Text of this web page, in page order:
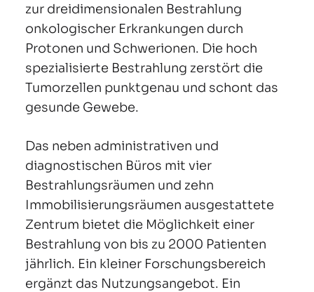
zur dreidimensionalen Bestrahlung
onkologischer Erkrankungen durch
Protonen und Schwerionen. Die hoch
spezialisierte Bestrahlung zerstört die
Tumorzellen punktgenau und schont das
gesunde Gewebe.
Das neben administrativen und
diagnostischen Büros mit vier
Bestrahlungsräumen und zehn
Immobilisierungsräumen ausgestattete
Zentrum bietet die Möglichkeit einer
Bestrahlung von bis zu 2000 Patienten
jährlich. Ein kleiner Forschungsbereich
ergänzt das Nutzungsangebot. Ein